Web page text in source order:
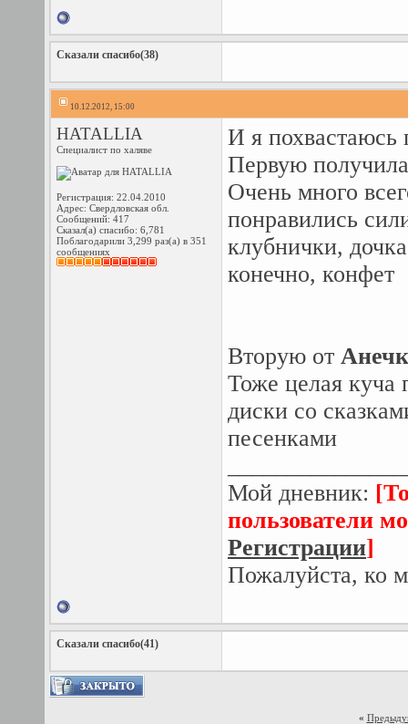
Сказали спасибо(38)
10.12.2012, 15:00
HATALLIA
Специалист по халяве
Регистрация: 22.04.2010
Адрес: Свердловская обл.
Сообщений: 417
Сказал(а) спасибо: 6,781
Поблагодарили 3,299 раз(а) в 351
сообщениях
И я
Первую
Очень много
понравились
клубнички,
конечно, конфет
Вторую от
Тоже целая куча
диски со
песенками
Мой дневник:
пользователи
Регистрации]
Пожалуйста, ко
Сказали спасибо(41)
«